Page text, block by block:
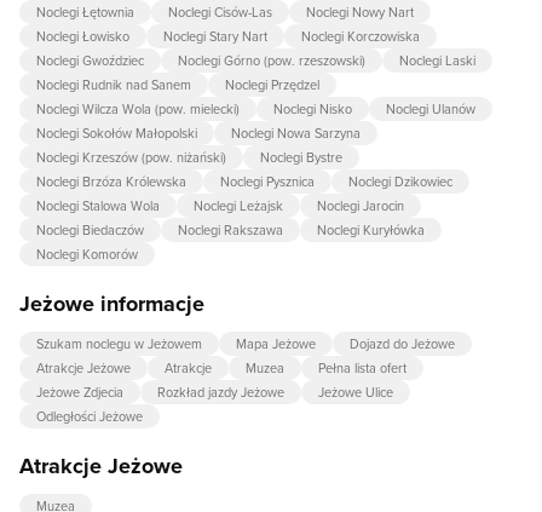
Noclegi Łętownia
Noclegi Cisów-Las
Noclegi Nowy Nart
Noclegi Łowisko
Noclegi Stary Nart
Noclegi Korczowiska
Noclegi Gwoździec
Noclegi Górno (pow. rzeszowski)
Noclegi Laski
Noclegi Rudnik nad Sanem
Noclegi Przędzel
Noclegi Wilcza Wola (pow. mielecki)
Noclegi Nisko
Noclegi Ulanów
Noclegi Sokołów Małopolski
Noclegi Nowa Sarzyna
Noclegi Krzeszów (pow. niżański)
Noclegi Bystre
Noclegi Brzóza Królewska
Noclegi Pysznica
Noclegi Dzikowiec
Noclegi Stalowa Wola
Noclegi Leżajsk
Noclegi Jarocin
Noclegi Biedaczów
Noclegi Rakszawa
Noclegi Kuryłówka
Noclegi Komorów
Jeżowe informacje
Szukam noclegu w Jeżowem Mapa Jeżowe
Dojazd do Jeżowe
Atrakcje Jeżowe
Atrakcje Muzea
Pełna lista ofert
Jeżowe Zdjecia
Rozkład jazdy Jeżowe
Jeżowe Ulice
Odległości Jeżowe
Atrakcje Jeżowe
Muzea